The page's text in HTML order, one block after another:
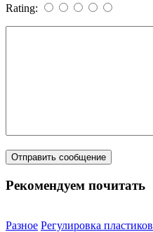
Rating:
Рекомендуем почитать
Разное Регулировка